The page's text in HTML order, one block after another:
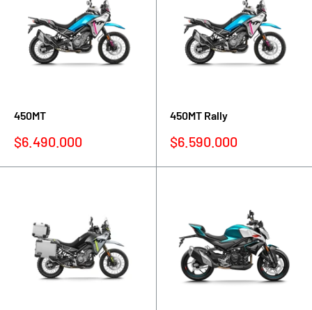
450MT
Precio
venta
$6.490.000
450MT Rally
Precio
venta
$6.590.000